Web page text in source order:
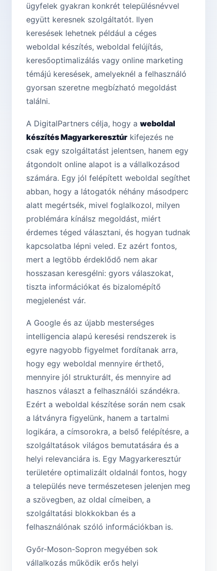
ügyfelek gyakran konkrét településnévvel
együtt keresnek szolgáltatót. Ilyen
keresések lehetnek például a céges
weboldal készítés, weboldal felújítás,
keresőoptimalizálás vagy online marketing
témájú keresések, amelyeknél a felhasználó
gyorsan szeretne megbízható megoldást
találni.
A DigitalPartners célja, hogy a weboldal
készítés Magyarkeresztúr kifejezés ne
csak egy szolgáltatást jelentsen, hanem egy
átgondolt online alapot is a vállalkozásod
számára. Egy jól felépített weboldal segíthet
abban, hogy a látogatók néhány másodperc
alatt megértsék, mivel foglalkozol, milyen
problémára kínálsz megoldást, miért
érdemes téged választani, és hogyan tudnak
kapcsolatba lépni veled. Ez azért fontos,
mert a legtöbb érdeklődő nem akar
hosszasan keresgélni: gyors válaszokat,
tiszta információkat és bizalomépítő
megjelenést vár.
A Google és az újabb mesterséges
intelligencia alapú keresési rendszerek is
egyre nagyobb figyelmet fordítanak arra,
hogy egy weboldal mennyire érthető,
mennyire jól strukturált, és mennyire ad
hasznos választ a felhasználói szándékra.
Ezért a weboldal készítése során nem csak
a látványra figyelünk, hanem a tartalmi
logikára, a címsorokra, a belső felépítésre, a
szolgáltatások világos bemutatására és a
helyi relevanciára is. Egy Magyarkeresztúr
területére optimalizált oldalnál fontos, hogy
a település neve természetesen jelenjen meg
a szövegben, az oldal címeiben, a
szolgáltatási blokkokban és a
felhasználónak szóló információkban is.
Győr-Moson-Sopron megyében sok
vállalkozás működik erős helyi